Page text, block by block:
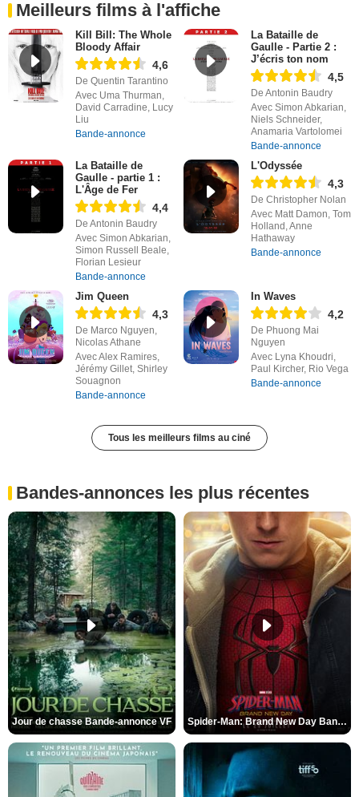
Meilleurs films à l'affiche
Kill Bill: The Whole
Bloody Affair
4,6
De Quentin Tarantino
Avec Uma Thurman,
David Carradine, Lucy
Liu
Bande-annonce
La Bataille de
Gaulle - Partie 2 :
J’écris ton nom
4,5
De Antonin Baudry
Avec Simon Abkarian,
Niels Schneider,
Anamaria Vartolomei
Bande-annonce
La Bataille de
Gaulle - partie 1 :
L'Âge de Fer
4,4
De Antonin Baudry
Avec Simon Abkarian,
Simon Russell Beale,
Florian Lesieur
Bande-annonce
L'Odyssée
4,3
De Christopher Nolan
Avec Matt Damon, Tom
Holland, Anne
Hathaway
Bande-annonce
Jim Queen
4,3
De Marco Nguyen,
Nicolas Athane
Avec Alex Ramires,
Jérémy Gillet, Shirley
Souagnon
Bande-annonce
In Waves
4,2
De Phuong Mai
Nguyen
Avec Lyna Khoudri,
Paul Kircher, Rio Vega
Bande-annonce
Tous les meilleurs films au ciné
Bandes-annonces les plus récentes
Jour de chasse Bande-annonce VF Spider-Man: Brand New Day Bande-annonce (3) VO STFR